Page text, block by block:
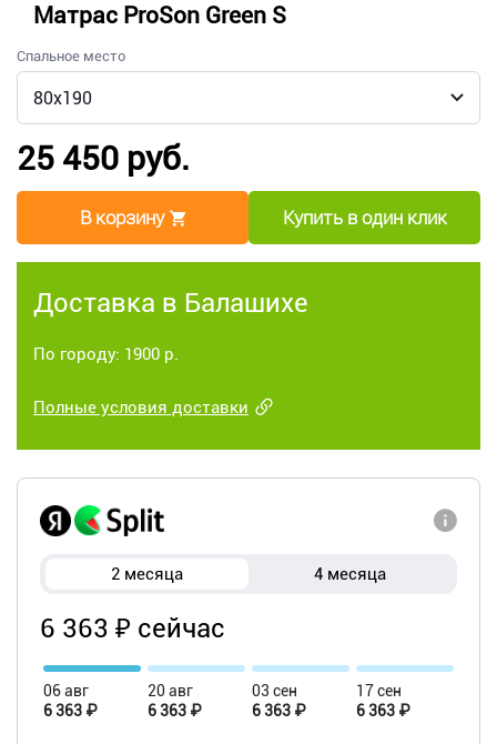
Матрас ProSon Green S
Спальное место
25 450 руб.
В корзину Купить в один клик
Доставка в Балашихе
По городу: 1900 р.
Полные условия доставки
2 месяца 4 месяца
6 363 ₽ сейчас
06 авг
6 363 ₽
20 авг
6 363 ₽
03 сен
6 363 ₽
17 сен
6 363 ₽